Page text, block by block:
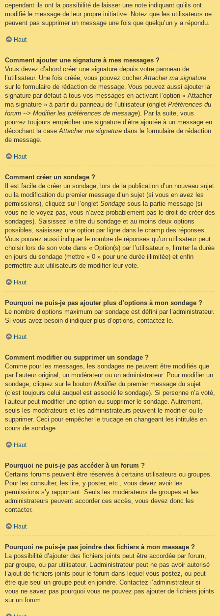
cependant ils ont la possibilité de laisser une note indiquant qu’ils ont
modifié le message de leur propre initiative. Notez que les utilisateurs ne
peuvent pas supprimer un message une fois que quelqu’un y a répondu.
Haut
Comment ajouter une signature à mes messages ?
Vous devez d’abord créer une signature depuis votre panneau de
l’utilisateur. Une fois créée, vous pouvez cocherAttacher ma signature
sur le formulaire de rédaction de message. Vous pouvez aussi ajouter la
signature par défaut à tous vos messages en activant l’option « Attacher
ma signature » à partir du panneau de l’utilisateur (onglet Préférences du
forum --> Modifier les préférences de message). Par la suite, vous
pourrez toujours empêcher une signature d’être ajoutée à un message en
décochant la caseAttacher ma signature dans le formulaire de rédaction
de message.
Haut
Comment créer un sondage ?
Il est facile de créer un sondage, lors de la publication d’un nouveau sujet
ou la modification du premier message d’un sujet (si vous en avez les
permissions), cliquez sur l’onglet Sondage sous la partie message (si
vous ne le voyez pas, vous n’avez probablement pas le droit de créer des
sondages). Saisissez le titre du sondage et au moins deux options
possibles, saisissez une option par ligne dans le champ des réponses.
Vous pouvez aussi indiquer le nombre de réponses qu’un utilisateur peut
choisir lors de son vote dans « Option(s) par l’utilisateur », limiter la durée
en jours du sondage (mettre « 0 » pour une durée illimitée) et enfin
permettre aux utilisateurs de modifier leur vote.
Haut
Pourquoi ne puis-je pas ajouter plus d’options à mon sondage ?
Le nombre d’options maximum par sondage est défini par l’administrateur.
Si vous avez besoin d’indiquer plus d’options, contactez-le.
Haut
Comment modifier ou supprimer un sondage ?
Comme pour les messages, les sondages ne peuvent être modifiés que
par l’auteur original, un modérateur ou un administrateur. Pour modifier un
sondage, cliquez sur le bouton Modifierdu premier message du sujet
(c’est toujours celui auquel est associé le sondage). Si personne n’a voté,
l’auteur peut modifier une option ou supprimer le sondage. Autrement,
seuls les modérateurs et les administrateurs peuvent le modifier ou le
supprimer. Ceci pour empêcher le trucage en changeant les intitulés en
cours de sondage.
Haut
Pourquoi ne puis-je pas accéder à un forum ?
Certains forums peuvent être réservés à certains utilisateurs ou groupes.
Pour les consulter, les lire, y poster, etc., vous devez avoir les
permissions s’y rapportant. Seuls les modérateurs de groupes et les
administrateurs peuvent accorder ces accès, vous devez donc les
contacter.
Haut
Pourquoi ne puis-je pas joindre des fichiers à mon message ?
La possibilité d’ajouter des fichiers joints peut être accordée par forum,
par groupe, ou par utilisateur. L’administrateur peut ne pas avoir autorisé
l’ajout de fichiers joints pour le forum dans lequel vous postez, ou peut-
être que seul un groupe peut en joindre. Contactez l’administrateur si
vous ne savez pas pourquoi vous ne pouvez pas ajouter de fichiers joints
sur un forum.